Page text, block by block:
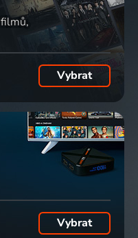
filmů
Vybrat
Vybrat